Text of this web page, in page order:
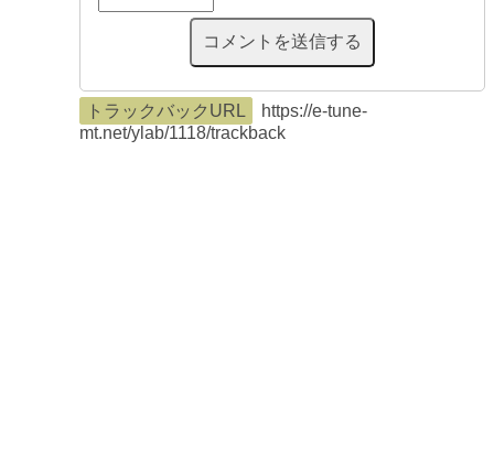
トラックバックURL
https://e-tune-
mt.net/ylab/1118/trackback